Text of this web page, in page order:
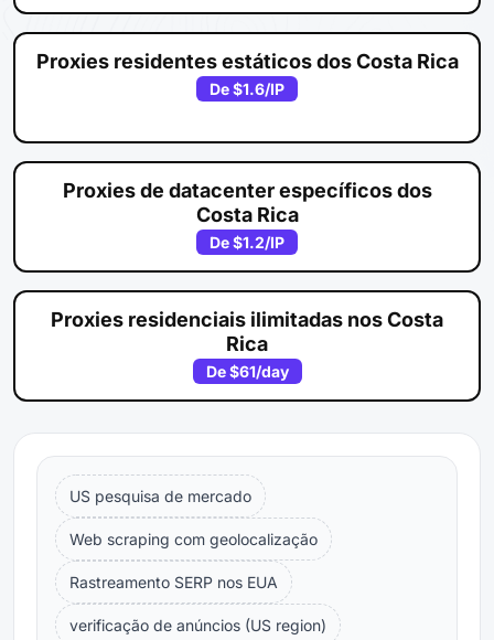
Proxies residentes estáticos dos Costa Rica
De$1.6/IP
Proxies de datacenter específicos dos
Costa Rica
De$1.2/IP
Proxies residenciais ilimitadas nos Costa
Rica
De$61/day
US pesquisa de mercado
Web scraping com geolocalização
Rastreamento SERP nos EUA
verificação de anúncios (US region)